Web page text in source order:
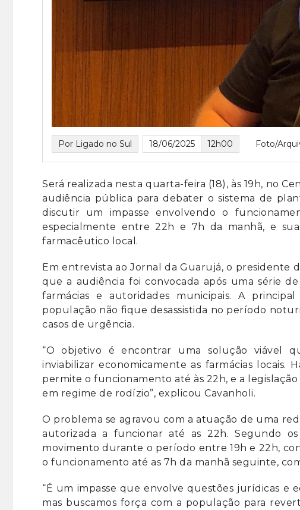
Por Ligado no Sul 18/06/2025 12h00 Foto/
Será realizada nesta quarta-feira (18), às 19h, no
audiência pública para debater o sistema de
discutir um impasse envolvendo o
especialmente entre 22h e 7h da manhã, e
farmacêutico local.
Em entrevista ao Jornal da Guarujá, o presidente
que a audiência foi convocada após uma série
farmácias e autoridades municipais. A
população não fique desassistida no período
casos de urgência.
“O objetivo é encontrar uma solução viável
inviabilizar economicamente as farmácias
permite o funcionamento até às 22h, e a
em regime de rodízio”, explicou Cavanholi.
O problema se agravou com a atuação de uma
autorizada a funcionar até as 22h. Segundo
movimento durante o período entre 19h e 22h,
o funcionamento até as 7h da manhã seguinte,
“É um impasse que envolve questões jurídicas e
mas buscamos força com a população para